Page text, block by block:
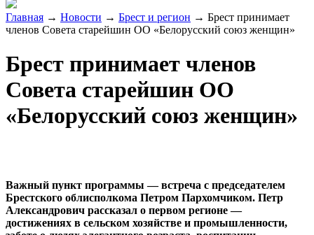
Главная → Новости → Брест и регион → Брест принимает
членов Совета старейшин ОО «Белорусский союз женщин»
Брест принимает членов
Совета старейшин ОО
«Белорусский союз женщин»
Важный пункт программы — встреча с председателем
Брестского облисполкома Петром Пархомчиком. Петр
Александрович рассказал о первом регионе —
достижениях в сельском хозяйстве и промышленности,